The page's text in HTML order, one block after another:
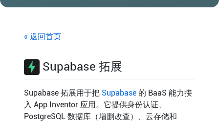
« 返回首页
Supabase 拓展
Supabase 拓展用于把 Supabase的 BaaS 能力接
入 App Inventor 应用。它提供身份认证、
PostgreSQL 数据库（增删改查）、云存储和